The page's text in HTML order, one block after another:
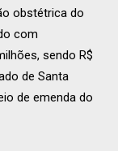
obstétrica do
com
sendo R$
de Santa
de emenda do